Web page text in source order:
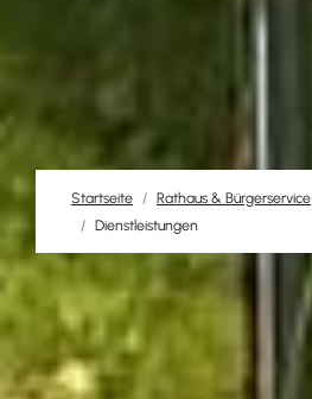
Startseite Rathaus & Bürgerservice
Dienstleistungen